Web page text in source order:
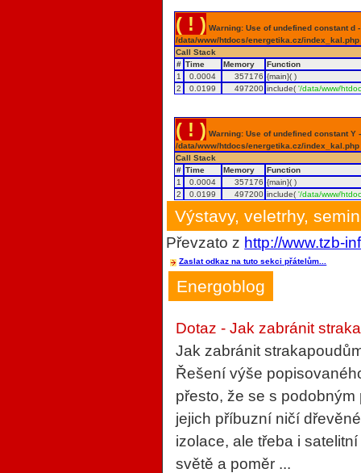
( ! ) Warning: Use of undefined constant
/data/www/htdocs/energetika.cz/
Call Stack
# Time Memory
Function
1
0.0004 357176 {main}( )
2
0.0199 497200 include('/data/www/
( ! ) Warning: Use of undefined constant
/data/www/htdocs/energetika.cz/
Call Stack
# Time Memory
Function
1
0.0004 357176 {main}( )
2
0.0199 497200 include('/data/www/
Výstavy, veletrhy,
Převzato z http://www.tzb-
Zaslat odkaz na tuto sekci přátelům...
Energoblog
Dotaz - Jak zabránit
Jak zabránit
Řešení výše
přesto, že se s
jejich příbuzní ničí
izolace, ale třeba i
světě a poměr ...